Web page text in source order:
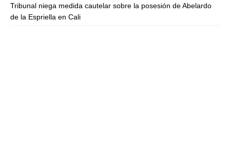
Tribunal niega medida cautelar sobre la posesión de Abelardo
de la Espriella en Cali